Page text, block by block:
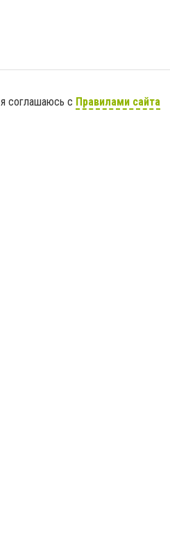
соглашаюсь с Правилами сайта